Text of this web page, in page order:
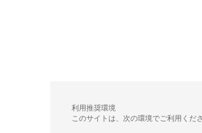
利用推奨環境
このサイトは、次の環境でご利用くださ